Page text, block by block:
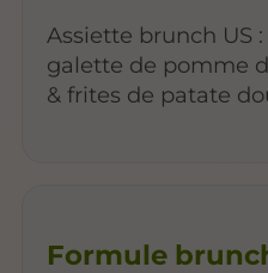
Assiette brunch US
galette de pomme
& frites de patate
Formule